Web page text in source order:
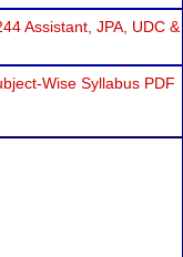
Assistant, JPA, UDC &
Wise Syllabus PDF